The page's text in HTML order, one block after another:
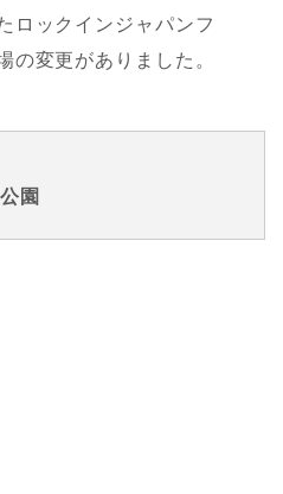
ロックインジャパンフ
の変更がありました。
園